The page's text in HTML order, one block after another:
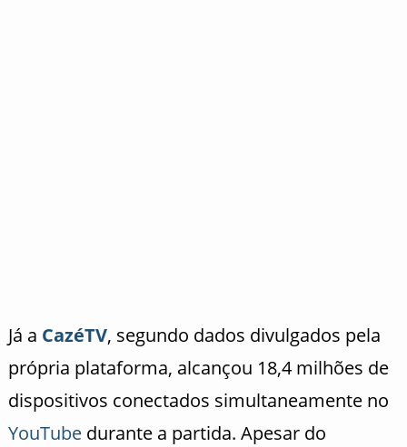
Já a CazéTV, segundo dados divulgados pela
própria plataforma, alcançou 18,4 milhões de
dispositivos conectados simultaneamente no
YouTubedurante a partida. Apesar do